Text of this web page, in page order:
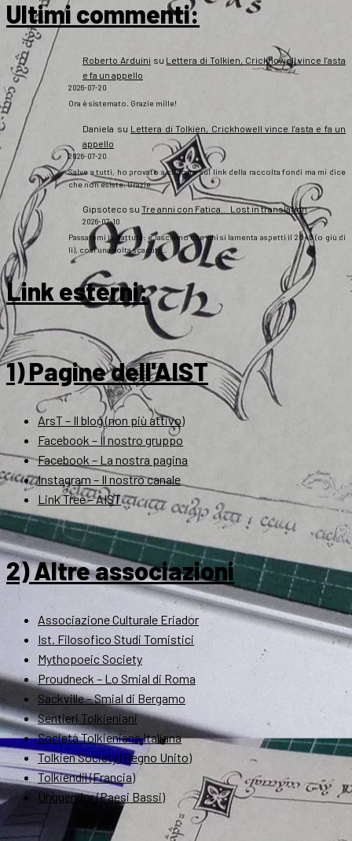
Ultimi commenti:
Roberto Arduini su Lettera di Tolkien, Crickhowell vince l’asta
e fa un appello
2026-07-20
Ora è sistemato. Grazie mille!
Daniela su Lettera di Tolkien, Crickhowell vince l’asta e fa un
appello
2026-07-20
Salve a tutti, ho provato a cliccare sul link della raccolta fondi ma mi dice
che non esiste. Grazie
Gipsoteco su Tre anni con Fatica… Lost in translation
2026-07-10
Passatemi la battuta: e lasciamo che chi si lamenta aspetti il 2043 (o giù di
lì), così una volta scaduti…
Link esterni:
1) Pagine dell'AIST
ArsT – Il blog (non più attivo)
Facebook – Il nostro gruppo
Facebook – La nostra pagina
Instagram – Il nostro canale
Link Tree – AIST
2) Altre associazioni
Associazione Culturale Eriador
Ist. Filosofico Studi Tomistici
Mythopoeic Society
Proudneck – Lo Smial di Roma
Sackville – Smial di Bergamo
Sentieri Tolkieniani
Società Tolkieniana Italiana
Tolkien Society (Regno Unito)
Tolkiendil (Francia)
Unquendor (Paesi Bassi)